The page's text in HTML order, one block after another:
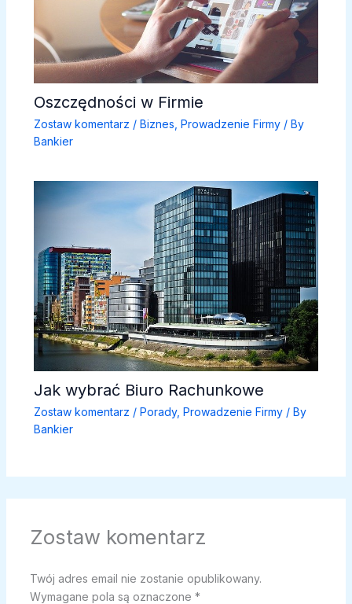
Oszczędności w Firmie
Zostaw komentarz / Biznes Prowadzenie Firmy/ By
Bankier
Jak wybrać Biuro Rachunkowe
Zostaw komentarz / Porady, Prowadzenie Firmy/ By
Bankier
Zostaw komentarz
Twój adres email nie zostanie opublikowany.
Wymagane pola są oznaczone *